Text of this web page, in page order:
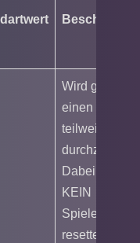
Wird genutzt
einen
teilweisen
Dabei wird
KEIN
resettet.